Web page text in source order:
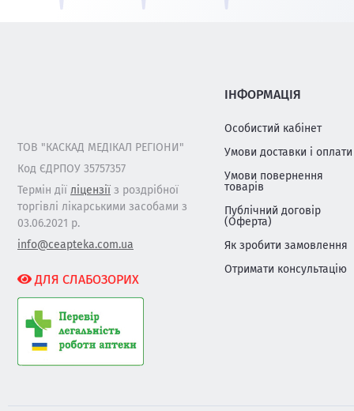
ТОВ "КАСКАД МЕДІКАЛ РЕГІОНИ"
Код ЄДРПОУ 35757357
Термін дії ліцензії з роздрібної
торгівлі лікарськими засобами з
03.06.2021 р.
info@ceapteka.com.ua
ДЛЯ СЛАБОЗОРИХ
ІНФОРМАЦІЯ
Особистий кабінет
Умови доставки і оплати
Умови повернення
товарів
Публічний договір
(Оферта)
Як зробити замовлення
Отримати консультацію